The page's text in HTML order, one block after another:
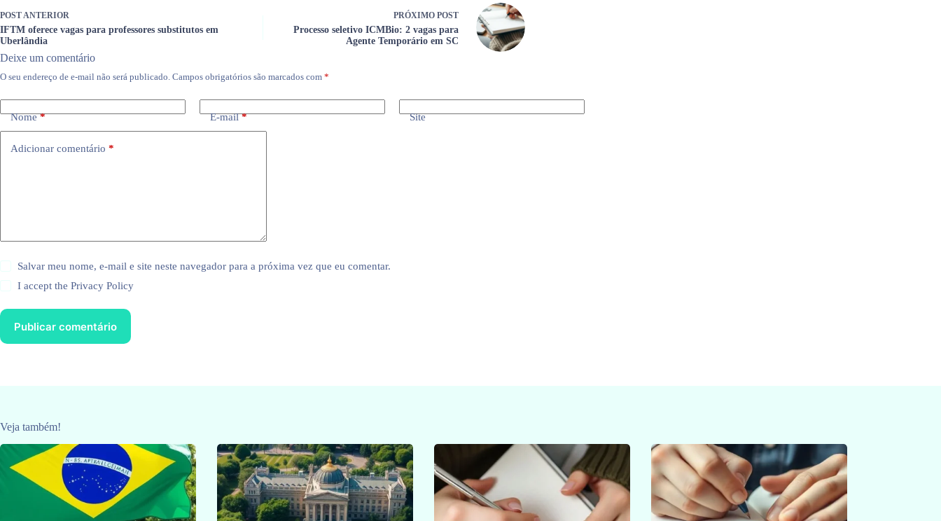
POST ANTERIOR
IFTM oferece vagas para professores substitutos em
Uberlândia
PRÓXIMO POST
Processo seletivo ICMBio: 2 vagas para
Agente Temporário em SC
Deixe um comentário
O seu endereço de e-mail não será publicado. Campos obrigatórios são marcados com *
Nome* E-mail* Site
Adicionar comentário *
Salvar meu nome, e-mail e site neste navegador para a próxima vez que eu comentar.
I accept thePrivacy Policy
Publicar comentário
Veja também!